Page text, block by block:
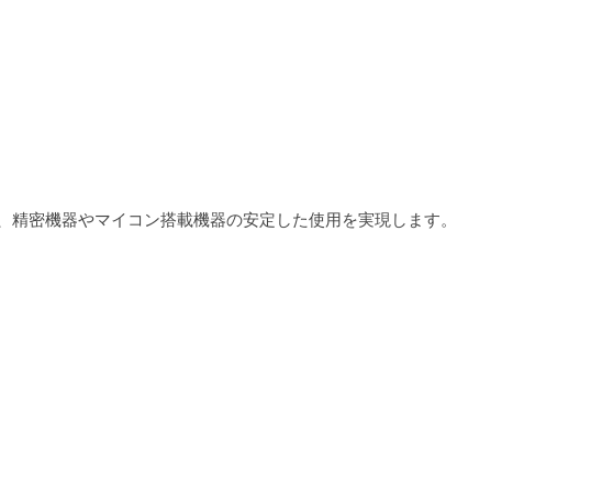
密機器やマイコン搭載機器の安定した使用を実現します。